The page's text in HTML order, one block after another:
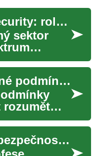
Práce v oblasti security: role, vzdělání a výcvik
sektor
v
fyzické
Jak přečíst pojistné podmínky bez právního vzdělání
rozumět
výrazu.
...
Kariéry v oblasti bezpečnosti: role a vzdělání